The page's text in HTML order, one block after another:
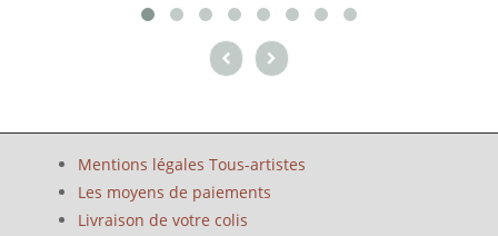
Mentions légales Tous-artistes
Les moyens de paiements
Livraison de votre colis